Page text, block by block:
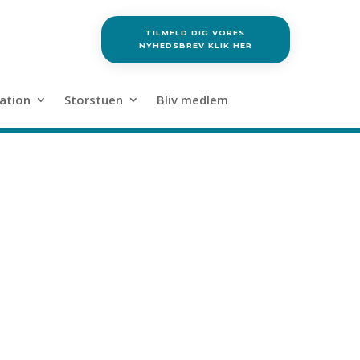
TILMELD DIG VORES
NYHEDSBREV KLIK HER
Storstuen Bliv medlem